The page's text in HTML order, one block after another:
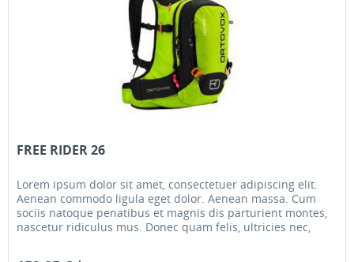
FREE RIDER 26
Lorem ipsum dolor sit amet, consectetuer adipiscing elit.
Aenean commodo ligula eget dolor. Aenean massa. Cum
sociis natoque penatibus et magnis dis parturient montes,
nascetur ridiculus mus. Donec quam felis, ultricies nec,